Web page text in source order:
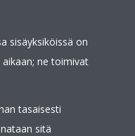
sisäyksiköissä on
ne toimivat
tasaisesti
sitä